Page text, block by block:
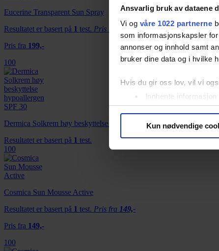
Ansvarlig bruk av dataene
Vi og våre 1022 partnerne
som informasjonskapsler
annonser og innhold samt
bruker dine data og i hvilke
Hvis du gir oss lov, vil vi
Innhente
Identifisere enheten
mer info kan du lese
Kun nødvendige
Eucerine Transparent Sun Spray
Resultatet er basert på 1 test. Pris fra
199,-
Pris fra 199,-
100
Dermica Solkrem høy beskyttelse hypoallergen SPF 30
Resultatet er basert på 1 test.
100
Cosmica Sun Mousse Active
Resultatet er basert på 1 test. Pris fra 149,-
Pris fra 149,-
100